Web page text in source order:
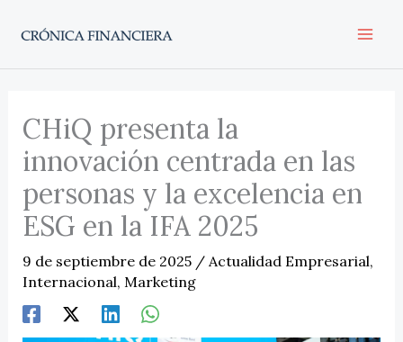
CHiQ presenta la
innovación centrada en las
personas y la excelencia en
ESG en la IFA 2025
9 de septiembre de 2025 / Actualidad Empresarial,
Internacional, Marketing